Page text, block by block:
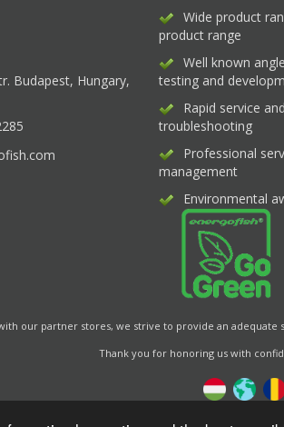
Budapest, Hungary,
Wide product
product range
Well known
testing and
Rapid service
troubleshooting
Professional
management
Environmental
our partner stores, we strive to provide an
Thank you for honoring us with